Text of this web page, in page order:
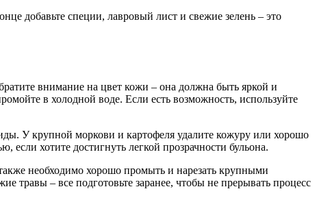
добавьте специи, лавровый лист и свежие зелень – это
внимание на цвет кожи – она должна быть яркой и
в холодной воде. Если есть возможность, используйте
У крупной моркови и картофеля удалите кожуру или хорошо
если хотите достигнуть легкой прозрачности бульона.
необходимо хорошо промыть и нарезать крупными
травы – все подготовьте заранее, чтобы не прерывать процесс